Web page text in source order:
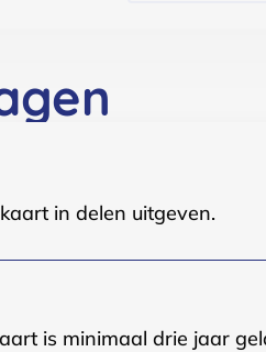
in delen uitgeven.
is minimaal drie jaar